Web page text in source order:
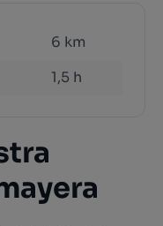
6 km
1,5 h